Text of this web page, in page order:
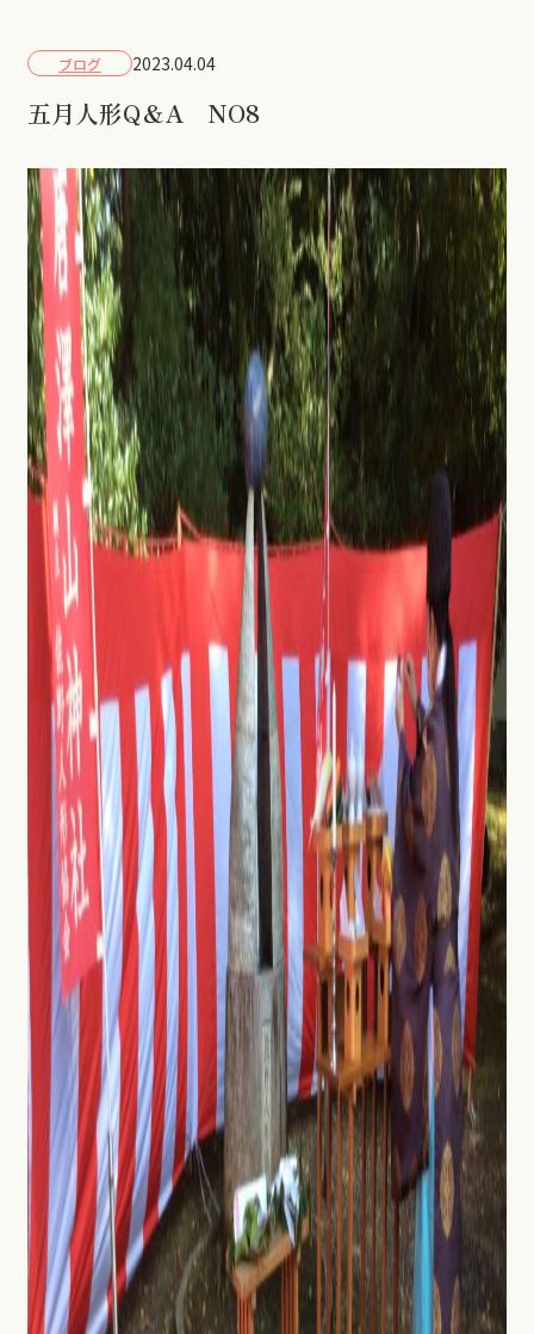
ブログ 2023.04.04
五月人形Q＆A NO8